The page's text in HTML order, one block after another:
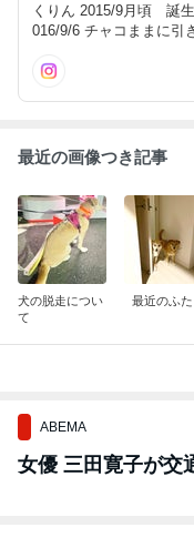
くりん 2015/9月頃 誕
016/9/6 チャコままに引
最近の画像つき記事
犬の脱走につい
て
最近のふた
ABEMA
女優 三田寛子が交